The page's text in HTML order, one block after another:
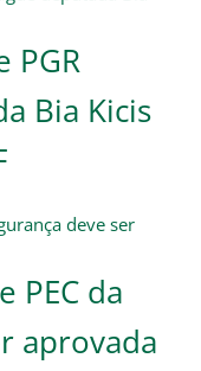
PGR
Bia Kicis
PEC da
aprovada